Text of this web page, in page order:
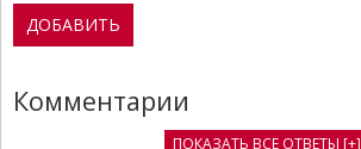
Комментарии
ПОКАЗАТЬ ВСЕ ОТВЕТЫ [+]